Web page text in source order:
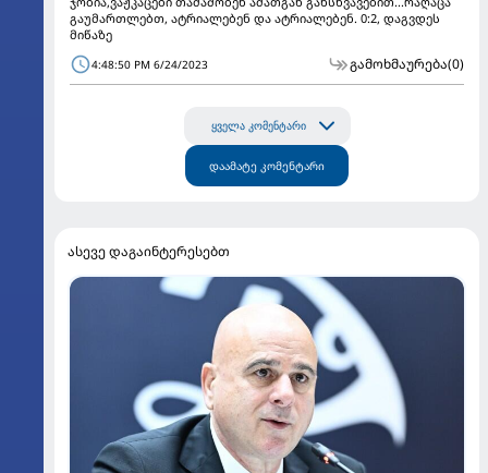
გაუმართლებთ, ატრიალებენ და ატრიალებენ. 0:2, დაგვდეს
მიწაზე
4:48:50 PM 6/24/2023 გამოხმაურება(0)
ყველა კომენტარი
დაამატე კომენტარი
ასევე დაგაინტერესებთ